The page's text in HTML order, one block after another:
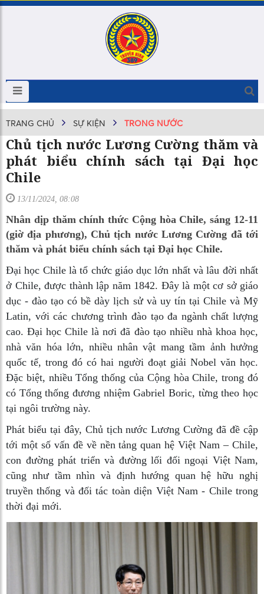
TRANG CHỦ SỰ KIỆN TRONG NƯỚC
Chủ tịch nước Lương Cường thăm và
phát biểu chính sách tại Đại học
Chile
13/11/2024, 08:08
Nhân dịp thăm chính thức Cộng hòa Chile, sáng 12-11
(giờ địa phương), Chủ tịch nước Lương Cường đã tới
thăm và phát biểu chính sách tại Đại học Chile.
Đại học Chile là tổ chức giáo dục lớn nhất và lâu đời nhất
ở Chile, được thành lập năm 1842. Đây là một cơ sở giáo
dục - đào tạo có bề dày lịch sử và uy tín tại Chile và Mỹ
Latin, với các chương trình đào tạo đa ngành chất lượng
cao. Đại học Chile là nơi đã đào tạo nhiều nhà khoa học,
nhà văn hóa lớn, nhiều nhân vật mang tầm ảnh hưởng
quốc tế, trong đó có hai người đoạt giải Nobel văn học.
Đặc biệt, nhiều Tổng thống của Cộng hòa Chile, trong đó
có Tổng thống đương nhiệm Gabriel Boric, từng theo học
tại ngôi trường này.
Phát biểu tại đây, Chủ tịch nước Lương Cường đã đề cập
tới một số vấn đề về nền tảng quan hệ Việt Nam – Chile,
con đường phát triển và đường lối đối ngoại Việt Nam,
cũng như tầm nhìn và định hướng quan hệ hữu nghị
truyền thống và đối tác toàn diện Việt Nam - Chile trong
thời đại mới.